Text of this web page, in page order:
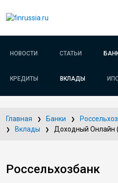
НОВОСТИ СТАТЬИ
КРЕДИТЫ ВКЛАДЫ
Главная Банки
Вклады
Доходный Онлайн
Россельхозбанк